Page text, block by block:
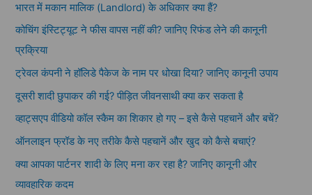
भारत में मकान मालिक (Landlord) के अधिकार क्या हैं?
कोचिंग इंस्टिट्यूट ने फीस वापस नहीं की? जानिए रिफंड लेने की कानूनी
प्रक्रिया
ट्रेवल कंपनी ने हॉलिडे पैकेज के नाम पर धोखा दिया? जानिए कानूनी उपाय
दूसरी शादी छुपाकर की गई? पीड़ित जीवनसाथी क्या कर सकता है
व्हाट्सएप वीडियो कॉल स्कैम का शिकार हो गए – इसे कैसे पहचानें और बचें?
ऑनलाइन फ्रॉड के नए तरीके कैसे पहचानें और खुद को कैसे बचाएं?
क्या आपका पार्टनर शादी के लिए मना कर रहा है? जानिए कानूनी और
व्यावहारिक कदम